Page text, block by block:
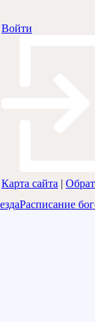
Войти
Карта сайта |
Расписание